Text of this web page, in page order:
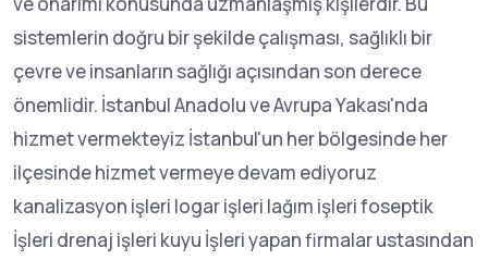
sistemlerin doğru bir şekilde çalışması, sağlıklı bir
çevre ve insanların sağlığı açısından son derece
önemlidir. İstanbul Anadolu ve Avrupa Yakası'nda
hizmet vermekteyiz İstanbul'un her bölgesinde her
ilçesinde hizmet vermeye devam ediyoruz
kanalizasyon işleri logar işleri lağım işleri foseptik
İşleri drenaj işleri kuyu İşleri yapan firmalar ustasından